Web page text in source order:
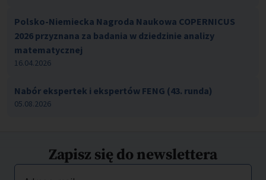
Polsko-Niemiecka Nagroda Naukowa COPERNICUS
2026 przyznana za badania w dziedzinie analizy
matematycznej
16.04.2026
Nabór ekspertek i ekspertów FENG (43. runda)
05.08.2026
Zapisz się do newslettera